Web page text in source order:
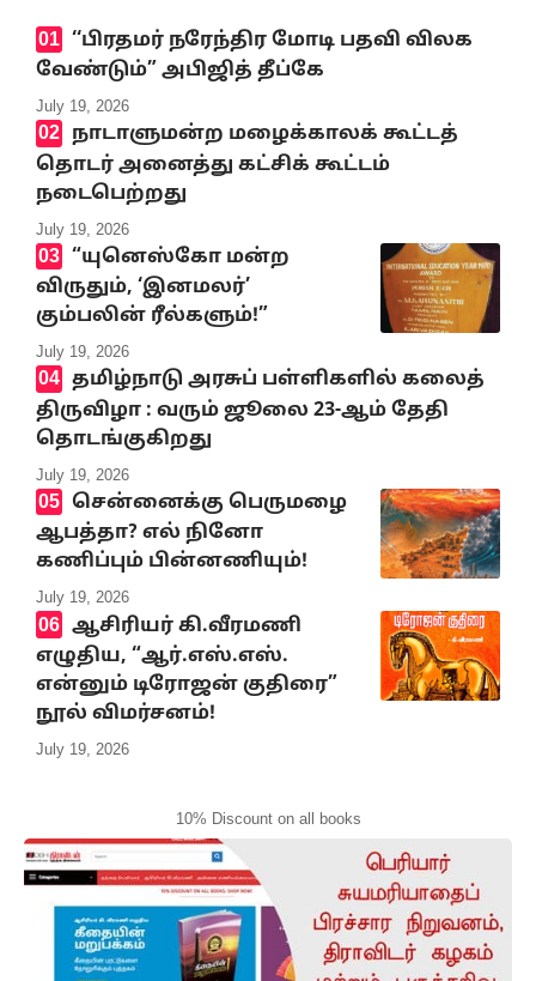
‘‘பிரதமர் நரேந்திர மோடி பதவி விலக
வேண்டும்” அபிஜித் தீப்கே
July 19, 2026
நாடாளுமன்ற மழைக்காலக் கூட்டத்
தொடர் அனைத்து கட்சிக் கூட்டம்
நடைபெற்றது
July 19, 2026
“யுனெஸ்கோ மன்ற
விருதும், ‘இனமலர்’
கும்பலின் ரீல்களும்!”
July 19, 2026
தமிழ்நாடு அரசுப் பள்ளிகளில் கலைத்
திருவிழா : வரும் ஜூலை 23-ஆம் தேதி
தொடங்குகிறது
July 19, 2026
சென்னைக்கு பெருமழை
ஆபத்தா? எல் நினோ
கணிப்பும் பின்னணியும்!
July 19, 2026
ஆசிரியர் கி.வீரமணி
எழுதிய, “ஆர்.எஸ்.எஸ்.
என்னும் டிரோஜன் குதிரை”
நூல் விமர்சனம்!
July 19, 2026
10% Discount on all books